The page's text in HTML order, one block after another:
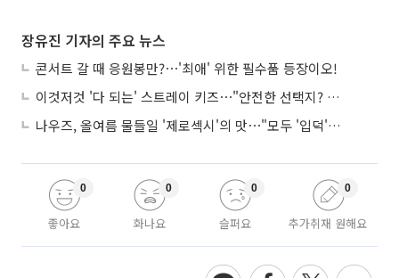
장유진 기자의 주요 뉴스
콘서트 갈 때 응원봉만?⋯'최애' 위한 필수품 등장이오!
이것저것 '다 되는' 스트레이 키즈⋯"안전한 선택지? 도전이 재밌죠"
나우즈, 올여름 물들일 '제로섹시'의 맛⋯"모두 '입덕'시킬 것"
좋아요
0
화나요
0
슬퍼요
0
추가취재 원해요
0